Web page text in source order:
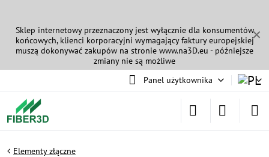
✕
Sklep internetowy przeznaczony jest wyłącznie dla konsumentów
końcowych, klienci korporacyjni wymagający faktury europejskiej
muszą dokonywać zakupów na stronie www.na3D.eu - późniejsze
zmiany nie są możliwe
Panel użytkownika
Elementy złączne